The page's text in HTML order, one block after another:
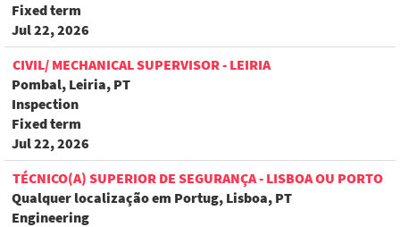
Fixed term
Jul 22, 2026
CIVIL/ MECHANICAL SUPERVISOR - LEIRIA
Pombal, Leiria, PT
Inspection
Fixed term
Jul 22, 2026
TÉCNICO(A) SUPERIOR DE SEGURANÇA - LISBOA OU PORTO
Qualquer localização em Portug, Lisboa, PT
Engineering